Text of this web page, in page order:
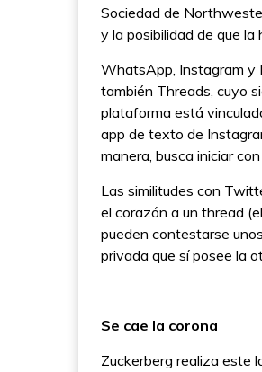
Sociedad de
y la posibilidad de que
WhatsApp, Instagram y
también Threads, cuyo
plataforma está
app de texto de
manera, busca iniciar
Las similitudes con
el corazón a un thread
pueden contestarse
privada que sí posee la
Se cae la corona
Zuckerberg realiza este